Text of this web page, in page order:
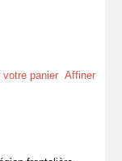
panier Affiner